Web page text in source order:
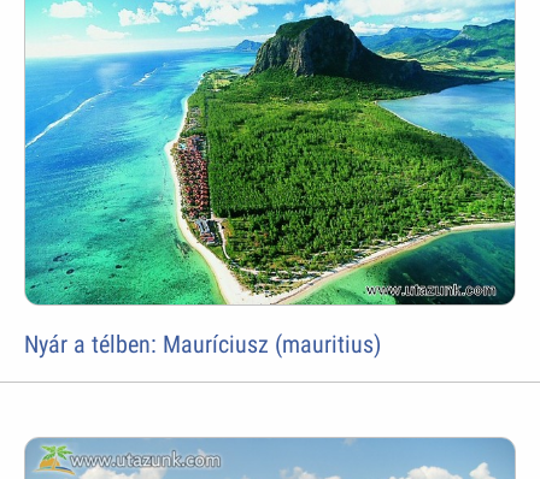
Nyár a télben: Mauríciusz (mauritius)